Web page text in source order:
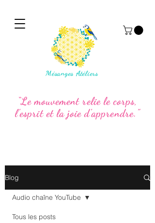
Mésanges Atéliers
“Le mouvement relie le corps,
l’esprit et la joie d’apprendre.”
Blog
Tous les posts
Audio chaîne YouTube